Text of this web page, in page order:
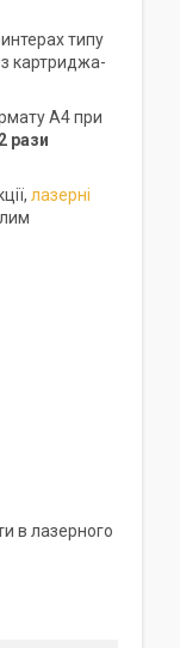
типу
картриджа-
А4 при
рази
лазерні
в лазерного